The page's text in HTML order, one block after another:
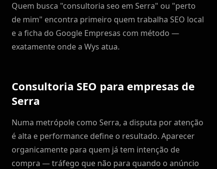
Quem busca "consultoria seo em Serra" ou "perto
de mim" encontra primeiro quem trabalha SEO local
e a ficha do Google Empresas com método —
exatamente onde a Wys atua.
Consultoria SEO para empresas de
Serra
Numa metrópole como Serra, a disputa por atenção
é alta e performance define o resultado. Aparecer
organicamente para quem já tem intenção de
compra — tráfego que não para quando o anúncio